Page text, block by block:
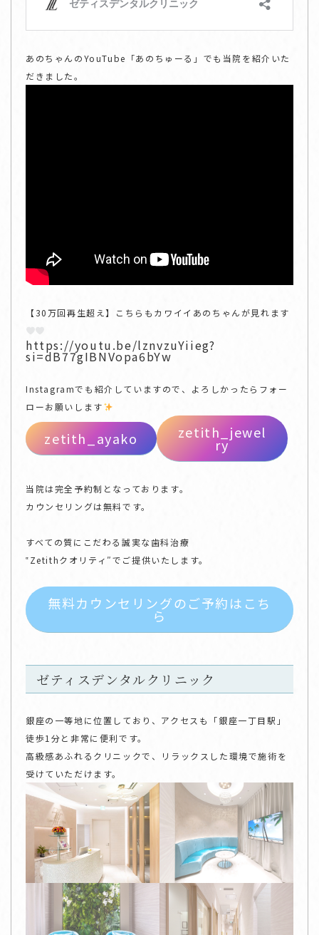
あのちゃんのYouTube「あのちゅーる」でも当院を紹介いた
だきました。
【30万回再生超え】こちらもカワイイあのちゃんが見れます
https://youtu.be/lznvzuYiieg?
si=dB77gIBNVopa6bYw
Instagramでも紹介していますので、よろしかったらフォー
ローお願いします
zetith_ayako zetith_jewel
ry
当院は完全予約制となっております。
カウンセリングは無料です。
すべての質にこだわる誠実な歯科治療
‟Zetithクオリティ″でご提供いたします。
無料カウンセリングのご予約はこち
ら
ゼティスデンタルクリニック
銀座の一等地に位置しており、アクセスも「銀座一丁目駅」
徒歩1分と非常に便利です。
高級感あふれるクリニックで、リラックスした環境で施術を
受けていただけます。